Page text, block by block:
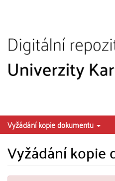
Vyžádání kopie dokumentu
Vyžádání kopie